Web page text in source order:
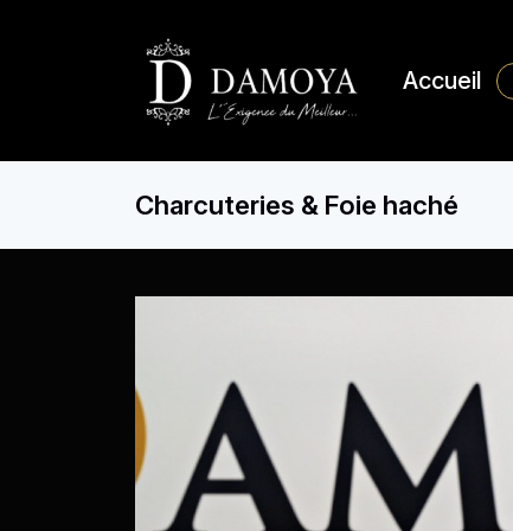
Accueil
Charcuteries & Foie haché